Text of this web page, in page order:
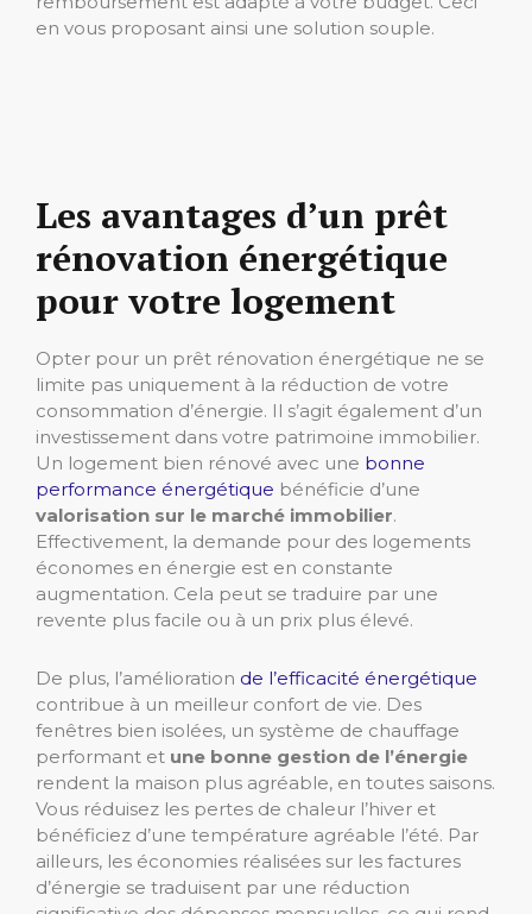
en vous proposant ainsi une solution souple.
Les avantages d’un prêt
rénovation énergétique
pour votre logement
Opter pour un prêt rénovation énergétique ne se
limite pas uniquement à la réduction de votre
consommation d’énergie. Il s’agit également d’un
investissement dans votre patrimoine immobilier.
Un logement bien rénové avec une bonne
performance énergétique bénéficie d’une
valorisation sur le marché immobilier.
Effectivement, la demande pour des logements
économes en énergie est en constante
augmentation. Cela peut se traduire par une
revente plus facile ou à un prix plus élevé.
De plus, l’amélioration de l’efficacité énergétique
contribue à un meilleur confort de vie. Des
fenêtres bien isolées, un système de chauffage
performant et une bonne gestion de l’énergie
rendent la maison plus agréable, en toutes saisons.
Vous réduisez les pertes de chaleur l’hiver et
bénéficiez d’une température agréable l’été. Par
ailleurs, les économies réalisées sur les factures
d’énergie se traduisent par une réduction